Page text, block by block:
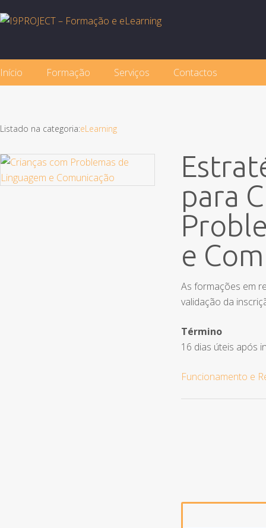
Início Formação Serviços Contactos
Listado na categoria:eLearning
para
e
As formações em
validação da
Término
16 dias úteis após
Funcionamento e